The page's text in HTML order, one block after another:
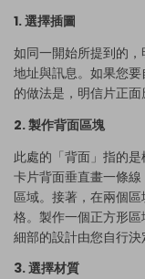
1. 選擇插圖
如同一開始所提到的
地址與訊息。如果您
的做法是，明信片正面
2. 製作背面區塊
此處的「背面」指的
卡片背面垂直畫一條
區域。接著，在兩個
格。製作一個正方形
細部的設計由您自行決
3. 選擇材質